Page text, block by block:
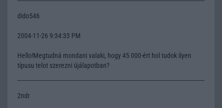
dido546
2004-11-26 9:34:33 PM
Hello!Megtudná mondani valaki, hogy 45 000-ért hol tudok ilyen
típusu telot szerezni újálapotban?
2ndr